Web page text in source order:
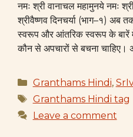
नमः श्री वानाचल महामुनये नमः
श्रीवैष्णव दिनचर्या (भाग–१) अब
स्वरूप और आंतरिक स्वरूप के बारें
कौन से अपचारों से बचना
Categories
Granthams Hindi,
Tags
Granthams Hindi tag
Leave a comment